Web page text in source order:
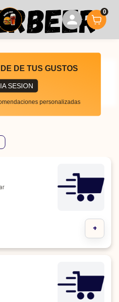
0
DE TUS GUSTOS
SESION
personalizadas
Huevo
400
+